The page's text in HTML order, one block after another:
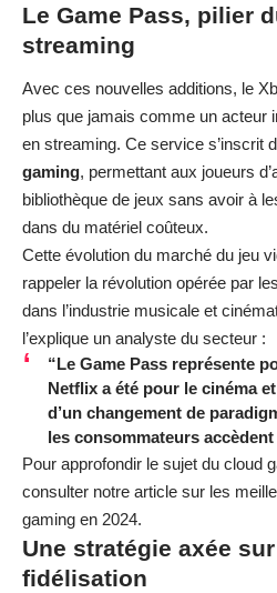
Le Game Pass, pilier
streaming
Avec ces nouvelles additions, le
plus que jamais comme un acteur
en streaming. Ce service s’inscrit
gaming, permettant aux joueurs
bibliothèque de jeux sans avoir à
dans du matériel coûteux.
Cette évolution du marché du jeu
rappeler la révolution opérée par
dans l’industrie musicale et
l’explique un analyste du secteur :
“Le Game Pass représente
Netflix a été pour le cinéma
d’un changement de
les consommateurs
Pour approfondir le sujet du cloud
consulter notre article sur les
gaming en 2024.
Une stratégie axée
fidélisation